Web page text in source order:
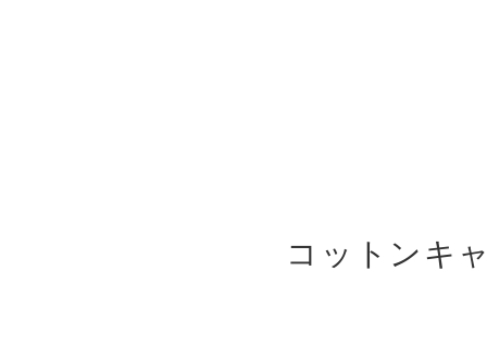
コットンキ